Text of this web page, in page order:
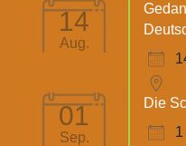
14
Aug.
01
Sep.
Die